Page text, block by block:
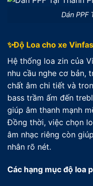
Dán PPF
✨Độ Loa cho xe
Hệ thống loa zin của
nhu cầu nghe cơ bản,
chất âm chi tiết và
bass trầm ấm đến
giúp âm thanh mạnh
Đồng thời, việc chọn
âm nhạc riêng còn
nhân rõ nét.
Các hạng mục độ loa